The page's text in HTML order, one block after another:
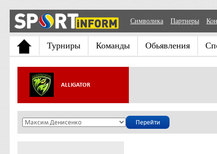
Символика Партнеры
Турниры Команды Обьявления
ALLIGATOR